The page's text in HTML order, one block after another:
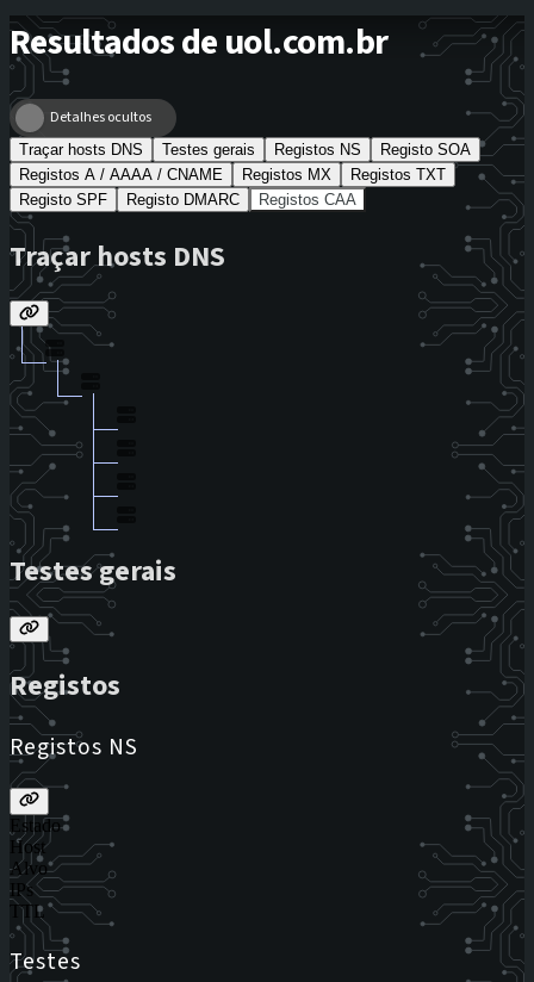
Resultados de uol.com.br
Detalhes ocultos
Traçar hosts DNS Testes gerais Registos NS
Registo SOA
Registos A / AAAA / CNAME
Registos MX
Registos TXT
Registo SPF
Registo DMARC Registos CAA
Traçar hosts DNS
Testes gerais
Registos
Registos NS
Estado
Host
Alvo
IPs
TTL
Testes